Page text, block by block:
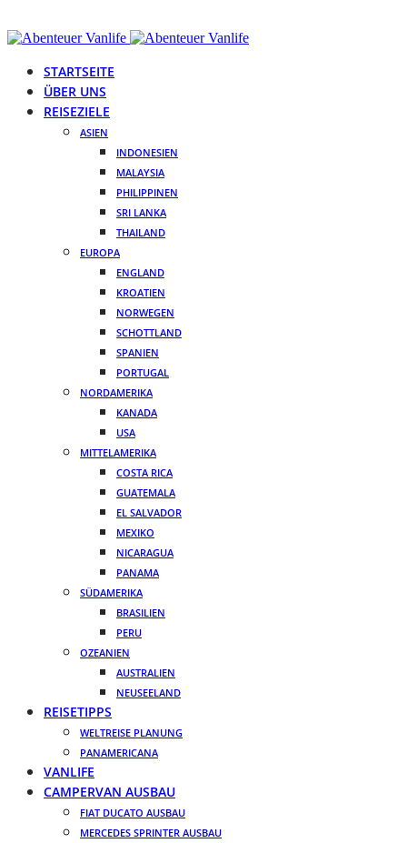
STARTSEITE
ÜBER UNS
REISEZIELE
ASIEN
INDONESIEN
MALAYSIA
PHILIPPINEN
SRI LANKA
THAILAND
EUROPA
ENGLAND
KROATIEN
NORWEGEN
SCHOTTLAND
SPANIEN
PORTUGAL
NORDAMERIKA
KANADA
USA
MITTELAMERIKA
COSTA RICA
GUATEMALA
EL SALVADOR
MEXIKO
NICARAGUA
PANAMA
SÜDAMERIKA
BRASILIEN
PERU
OZEANIEN
AUSTRALIEN
NEUSEELAND
REISETIPPS
WELTREISE PLANUNG
PANAMERICANA
VANLIFE
CAMPERVAN AUSBAU
FIAT DUCATO AUSBAU
MERCEDES SPRINTER AUSBAU